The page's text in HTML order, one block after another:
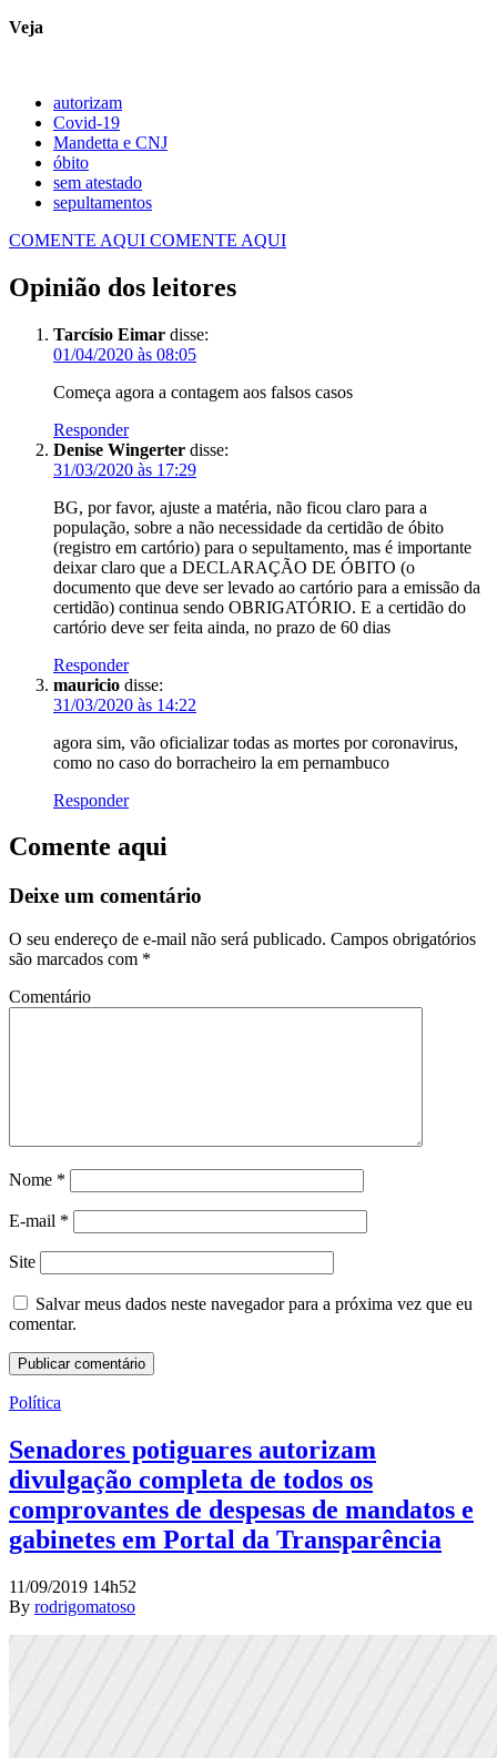
Veja
autorizam
Covid-19
Mandetta e CNJ
óbito
sem atestado
sepultamentos
COMENTE AQUI COMENTE AQUI
Opinião dos leitores
Tarcísio Eimar disse:
01/04/2020 às 08:05
Começa agora a contagem aos falsos casos
Responder
Denise Wingerter disse:
31/03/2020 às 17:29
BG, por favor, ajuste a matéria, não ficou claro para a
população, sobre a não necessidade da certidão de óbito
(registro em cartório) para o sepultamento, mas é importante
deixar claro que a DECLARAÇÃO DE ÓBITO (o
documento que deve ser levado ao cartório para a emissão da
certidão) continua sendo OBRIGATÓRIO. E a certidão do
cartório deve ser feita ainda, no prazo de 60 dias
Responder
mauricio disse:
31/03/2020 às 14:22
agora sim, vão oficializar todas as mortes por coronavirus,
como no caso do borracheiro la em pernambuco
Responder
Comente aqui
Deixe um comentário
O seu endereço de e-mail não será publicado. Campos obrigatórios
são marcados com *
Comentário
Nome *
E-mail *
Site
Salvar meus dados neste navegador para a próxima vez que eu
comentar.
Política
Senadores potiguares autorizam
divulgação completa de todos os
comprovantes de despesas de mandatos e
gabinetes em Portal da Transparência
11/09/2019 14h52
By rodrigomatoso